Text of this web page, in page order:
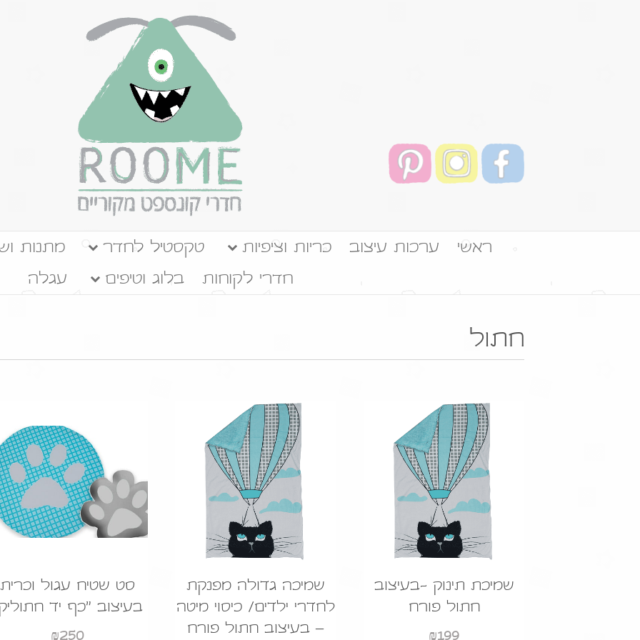
ראשי ערכות עיצוב כריות וציפיות טקסטיל לחדר
מתנות
חדרי לקוחות
בלוג וטיפים עגלה
חתול
שמיכת תינוק -בעיצוב
חתול פורח
₪199
שמיכה גדולה מפנקת
לחדרי ילדים/ כיסוי מיטה
– בעיצוב חתול פורח
סט שטיח עגול וכרית
בעיצוב "כף יד
₪250